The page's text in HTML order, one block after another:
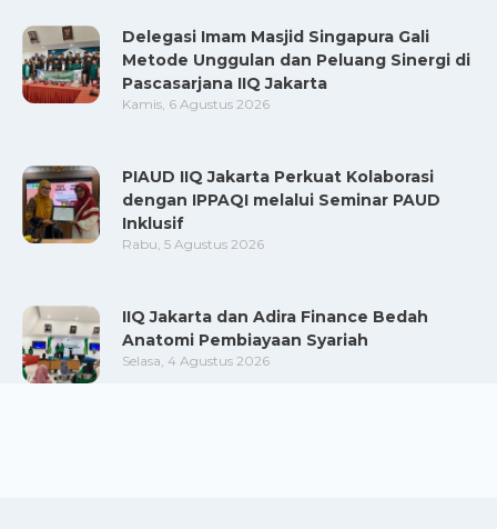
Delegasi Imam Masjid Singapura Gali
Metode Unggulan dan Peluang Sinergi di
Pascasarjana IIQ Jakarta
Kamis, 6 Agustus 2026
PIAUD IIQ Jakarta Perkuat Kolaborasi
dengan IPPAQI melalui Seminar PAUD
Inklusif
Rabu, 5 Agustus 2026
IIQ Jakarta dan Adira Finance Bedah
Anatomi Pembiayaan Syariah
Selasa, 4 Agustus 2026